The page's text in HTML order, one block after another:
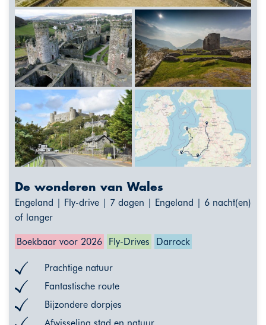
De wonderen van Wales
Engeland | Fly-drive | 7 dagen | Engeland | 6 nacht(en)
of langer
Boekbaar voor 2026 Fly-Drives Darrock
Prachtige natuur
Fantastische route
Bijzondere dorpjes